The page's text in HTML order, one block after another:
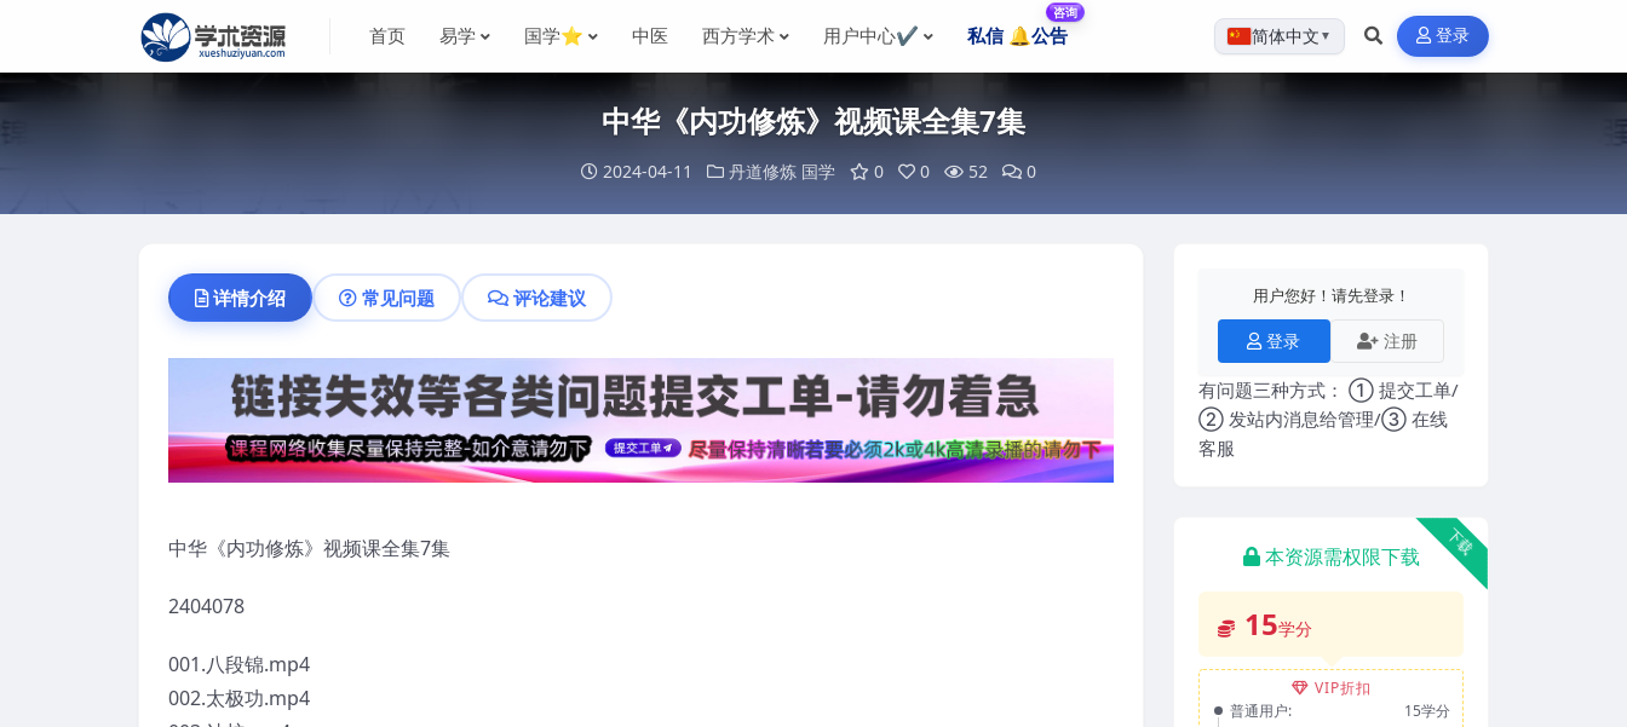
首页 易学 国学⭐ 中医 西方学术 用户中心✔️ 私信 🔔公告
咨询
简体中文 ▼ 登录
中华《内功修炼》视频课全集7集
2024-04-11 丹道修炼 国学 0 0 52 0
详情介绍 常见问题 评论建议
中华《内功修炼》视频课全集7集
2404078
001.八段锦.mp4
002.太极功.mp4
用户您好！请先登录！
登录 注册
有问题三种方式： ① 提交工单/
② 发站内消息给管理/③ 在线
客服
下载
本资源需权限下载
15学分
VIP折扣
普通用户:
15学分